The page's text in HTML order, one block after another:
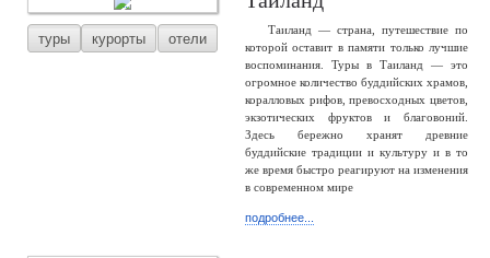
туры курорты отели
Таиланд — страна, путешествие по
которой оставит в памяти только лучшие
воспоминания. Туры в Таиланд — это
огромное количество буддийских храмов,
коралловых рифов, превосходных цветов,
экзотических фруктов и благовоний.
Здесь бережно хранят древние
буддийские традиции и культуру и в то
же время быстро реагируют на изменения
в современном мире
подробнее...